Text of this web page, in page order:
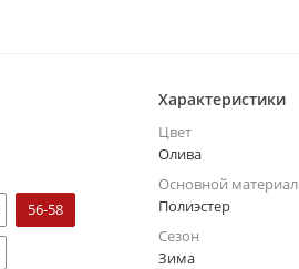
56-58
Характеристики
Цвет
Олива
Основной материал
Полиэстер
Сезон
Зима